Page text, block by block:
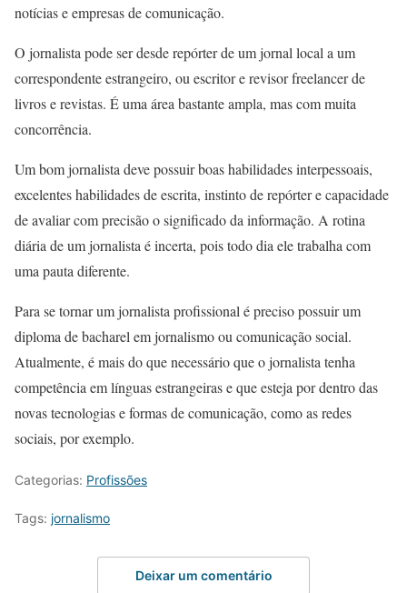
notícias e empresas de comunicação.
O jornalista pode ser desde repórter de um jornal local a um
correspondente estrangeiro, ou escritor e revisor freelancer de
livros e revistas. É uma área bastante ampla, mas com muita
concorrência.
Um bom jornalista deve possuir boas habilidades interpessoais,
excelentes habilidades de escrita, instinto de repórter e capacidade
de avaliar com precisão o significado da informação. A rotina
diária de um jornalista é incerta, pois todo dia ele trabalha com
uma pauta diferente.
Para se tornar um jornalista profissional é preciso possuir um
diploma de bacharel em jornalismo ou comunicação social.
Atualmente, é mais do que necessário que o jornalista tenha
competência em línguas estrangeiras e que esteja por dentro das
novas tecnologias e formas de comunicação, como as redes
sociais, por exemplo.
Categorias: Profissões
Tags: jornalismo
Deixar um comentário